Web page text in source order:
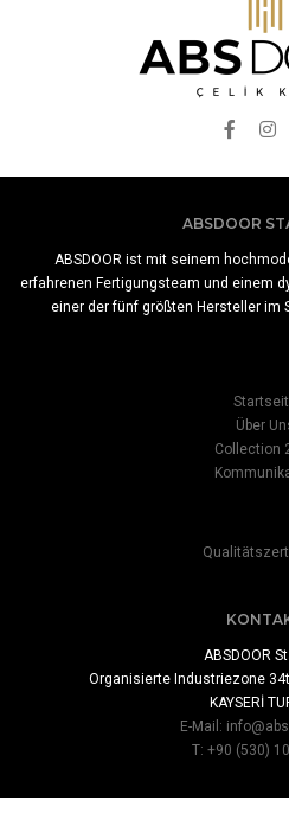
ABSDOOR
ABSDOOR ist mit seinem
erfahrenen Fertigungsteam und einem
einer der fünf größten Hersteller im
Über
Collection
ABSDOOR
Organisierte Industriezone
KAYSERİ
E-Mail:
T: +90 (530)